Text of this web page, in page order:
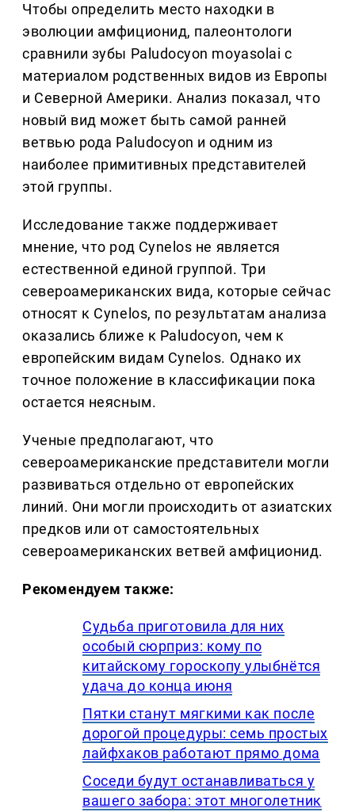
Чтобы определить место находки в
эволюции амфиционид, палеонтологи
сравнили зубы Paludocyon moyasolai с
материалом родственных видов из Европы
и Северной Америки. Анализ показал, что
новый вид может быть самой ранней
ветвью рода Paludocyon и одним из
наиболее примитивных представителей
этой группы.
Исследование также поддерживает
мнение, что род Cynelos не является
естественной единой группой. Три
североамериканских вида, которые сейчас
относят к Cynelos, по результатам анализа
оказались ближе к Paludocyon, чем к
европейским видам Cynelos. Однако их
точное положение в классификации пока
остается неясным.
Ученые предполагают, что
североамериканские представители могли
развиваться отдельно от европейских
линий. Они могли происходить от азиатских
предков или от самостоятельных
североамериканских ветвей амфиционид.
Рекомендуем также:
Судьба приготовила для них
особый сюрприз: кому по
китайскому гороскопу улыбнётся
удача до конца июня
Пятки станут мягкими как после
дорогой процедуры: семь простых
лайфхаков работают прямо дома
Соседи будут останавливаться у
вашего забора: этот многолетник